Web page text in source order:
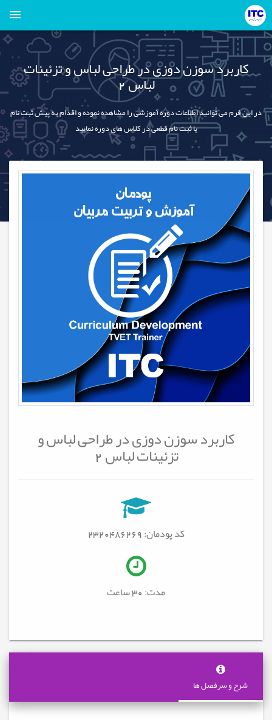
کاربرد سوزن دوزی در طراحی لباس و تزئینات
لباس 2
در این فرم می توانید اطلاعات دوره آموزشی را مشاهده نموده و اقدام به پیش ثبت نام
یا ثبت نام قطعی در کلاس های دوره نمایید
کاربرد سوزن دوزی در طراحی لباس و
تزئینات لباس 2
کد پودمان: 2320486269
مدت: 30 ساعت
شرح و سرفصل ها